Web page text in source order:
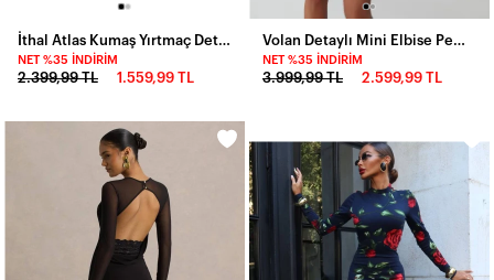
NET %35 İNDIRIM
2.399,99 TL 1.559,99 TL
NET %35 İNDIRIM
3.999,99 TL 2.599,99 TL